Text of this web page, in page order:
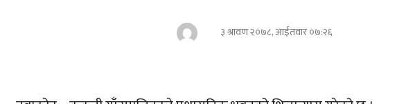
३ श्रावण २०७८, आईतवार ०७:२६